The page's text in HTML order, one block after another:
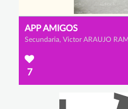
APP AMIGOS
Secundaria, Victor ARAUJO
7